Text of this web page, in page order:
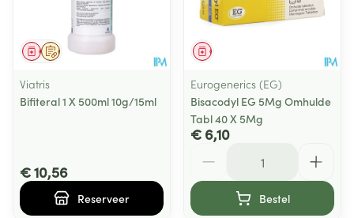
Op voorschrift
Geneesmiddel
Viatris
Bifiteral 1 X 500ml 10g/15ml
€ 10,56
Reserveer
Geneesmiddel
Eurogenerics (EG)
Bisacodyl EG 5Mg Omhulde
Tabl 40 X 5Mg
€ 6,10
Bestel